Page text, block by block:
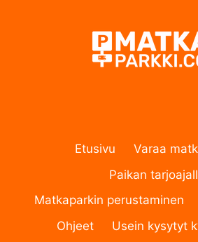
Etusivu
Varaa
Paikan
Matkaparkin perustaminen
Ohjeet
Usein kysytyt